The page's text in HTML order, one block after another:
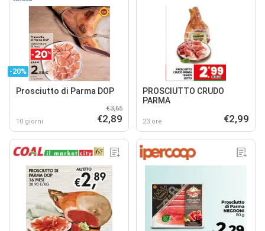
-20%
Prosciutto di Parma DOP
10 giorni
€3,65
€2,89
PROSCIUTTO CRUDO
PARMA
23 ore €2,99